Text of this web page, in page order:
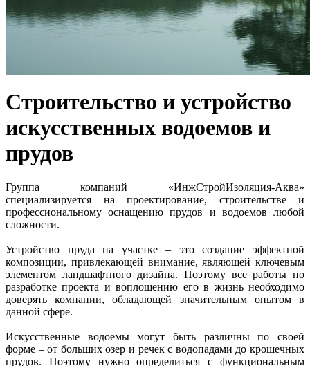
Строительство и устройство
искусственных водоемов и
прудов
Группа компаний «ИнжСтройИзоляция-Аква»
специализируется на проектирование, строительстве и
профессиональному оснащению прудов и водоемов любой
сложности.
Устройство пруда на участке – это создание эффектной
композиции, привлекающей внимание, являющей ключевым
элементом ландшафтного дизайна. Поэтому все работы по
разработке проекта и воплощению его в жизнь необходимо
доверять компании, обладающей значительным опытом в
данной сфере.
Искусственные водоемы могут быть различны по своей
форме – от больших озер и речек с водопадами до крошечных
прудов. Поэтому нужно определиться с функциональным